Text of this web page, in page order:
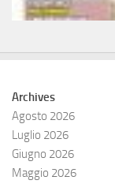
Archives
Agosto 2026
Luglio 2026
Giugno 2026
Maggio 2026